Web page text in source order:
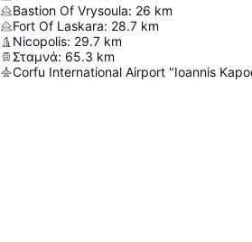
Bastion Of Vrysoula: 26 km
Fort Of Laskara: 28.7 km
Nicopolis: 29.7 km
Σταμνά: 65.3 km
Corfu International Airport "Ioannis